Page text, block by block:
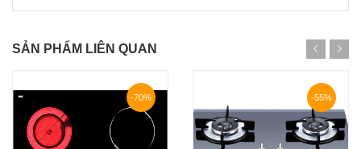
SẢN PHẨM LIÊN QUAN
-70% -55%